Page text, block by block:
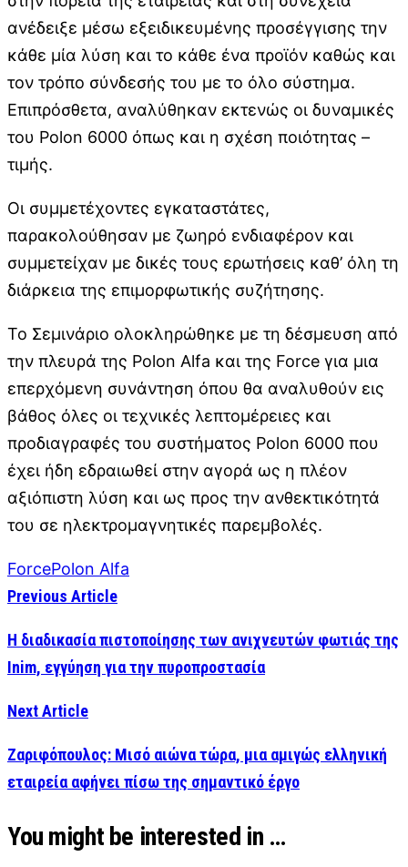
ανέδειξε μέσω εξειδικευμένης προσέγγισης την
κάθε μία λύση και το κάθε ένα προϊόν καθώς και
τον τρόπο σύνδεσής του με το όλο σύστημα.
Επιπρόσθετα, αναλύθηκαν εκτενώς οι δυναμικές
του Polon 6000 όπως και η σχέση ποιότητας –
τιμής.
Οι συμμετέχοντες εγκαταστάτες,
παρακολούθησαν με ζωηρό ενδιαφέρον και
συμμετείχαν με δικές τους ερωτήσεις καθ’ όλη τη
διάρκεια της επιμορφωτικής συζήτησης.
Το Σεμινάριο ολοκληρώθηκε με τη δέσμευση από
την πλευρά της Polon Alfa και της Force για μια
επερχόμενη συνάντηση όπου θα αναλυθούν εις
βάθος όλες οι τεχνικές λεπτομέρειες και
προδιαγραφές του συστήματος Polon 6000 που
έχει ήδη εδραιωθεί στην αγορά ως η πλέον
αξιόπιστη λύση και ως προς την ανθεκτικότητά
του σε ηλεκτρομαγνητικές παρεμβολές.
ForcePolon Alfa
Previous Article
Η διαδικασία πιστοποίησης των ανιχνευτών φωτιάς της
Inim, εγγύηση για την πυροπροστασία
Next Article
Ζαριφόπουλος: Μισό αιώνα τώρα, μια αμιγώς ελληνική
εταιρεία αφήνει πίσω της σημαντικό έργο
You might be interested in …